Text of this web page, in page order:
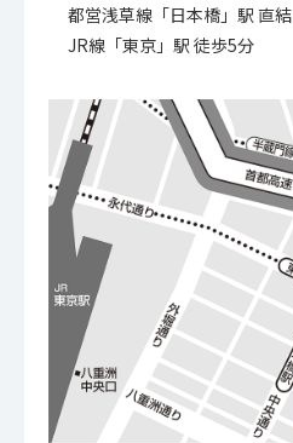
都営浅草線「日本橋」駅 直結
JR線「東京」駅 徒歩5分